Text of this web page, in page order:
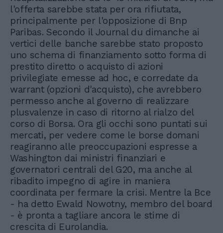
l'offerta sarebbe stata per ora rifiutata,
principalmente per l'opposizione di Bnp
Paribas. Secondo il Journal du dimanche ai
vertici delle banche sarebbe stato proposto
uno schema di finanziamento sotto forma di
prestito diretto o acquisto di azioni
privilegiate emesse ad hoc, e corredate da
warrant (opzioni d'acquisto), che avrebbero
permesso anche al governo di realizzare
plusvalenze in caso di ritorno al rialzo del
corso di Borsa. Ora gli occhi sono puntati sui
mercati, per vedere come le borse domani
reagiranno alle preoccupazioni espresse a
Washington dai ministri finanziari e
governatori centrali del G20, ma anche al
ribadito impegno di agire in maniera
coordinata per fermare la crisi. Mentre la Bce
- ha detto Ewald Nowotny, membro del board
- è pronta a tagliare ancora le stime di
crescita di Eurolandia.